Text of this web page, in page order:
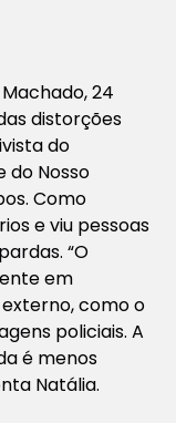
24
distorções
do
do Nosso
Como
e viu pessoas
“O
em
como o
policiais. A
é menos
Natália.